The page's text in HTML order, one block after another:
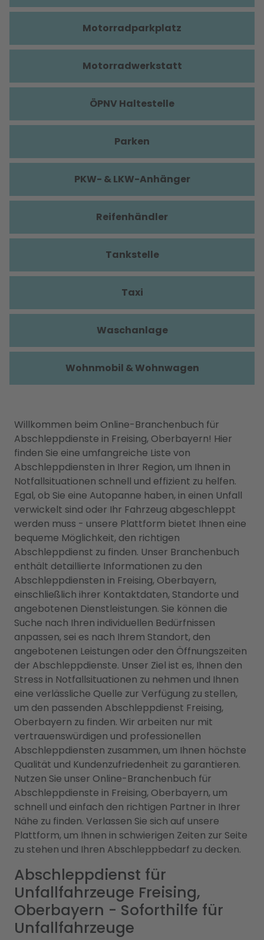
Willkommen beim Online-Branchenbuch für
Abschleppdienste in Freising, Oberbayern! Hier
finden Sie eine umfangreiche Liste von
Abschleppdiensten in Ihrer Region, um Ihnen in
Notfallsituationen schnell und effizient zu helfen.
Egal, ob Sie eine Autopanne haben, in einen Unfall
verwickelt sind oder Ihr Fahrzeug abgeschleppt
werden muss - unsere Plattform bietet Ihnen eine
bequeme Möglichkeit, den richtigen
Abschleppdienst zu finden. Unser Branchenbuch
enthält detaillierte Informationen zu den
Abschleppdiensten in Freising, Oberbayern,
einschließlich ihrer Kontaktdaten, Standorte und
angebotenen Dienstleistungen. Sie können die
Suche nach Ihren individuellen Bedürfnissen
anpassen, sei es nach Ihrem Standort, den
angebotenen Leistungen oder den Öffnungszeiten
der Abschleppdienste. Unser Ziel ist es, Ihnen den
Stress in Notfallsituationen zu nehmen und Ihnen
eine verlässliche Quelle zur Verfügung zu stellen,
um den passenden Abschleppdienst Freising,
Oberbayern zu finden. Wir arbeiten nur mit
vertrauenswürdigen und professionellen
Abschleppdiensten zusammen, um Ihnen höchste
Qualität und Kundenzufriedenheit zu garantieren.
Nutzen Sie unser Online-Branchenbuch für
Abschleppdienste in Freising, Oberbayern, um
schnell und einfach den richtigen Partner in Ihrer
Nähe zu finden. Verlassen Sie sich auf unsere
Plattform, um Ihnen in schwierigen Zeiten zur Seite
zu stehen und Ihren Abschleppbedarf zu decken.
Abschleppdienst für
Unfallfahrzeuge Freising,
Oberbayern - Soforthilfe für
Unfallfahrzeuge
Motorradparkplatz
Motorradwerkstatt
ÖPNV Haltestelle
Parken
PKW- & LKW-Anhänger
Reifenhändler
Tankstelle
Taxi
Waschanlage
Wohnmobil & Wohnwagen